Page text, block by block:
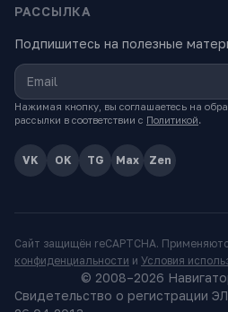
РАССЫЛКА
Подпишитесь на полезные
Нажимая кнопку, вы соглашаетесь на
рассылки в соответствии с Политикой.
VK OK TG Max Zen
Сайт защищён reCAPTCHA.
конфиденциальности и Условия
© 2008–2026
Свидетельство о регистрации